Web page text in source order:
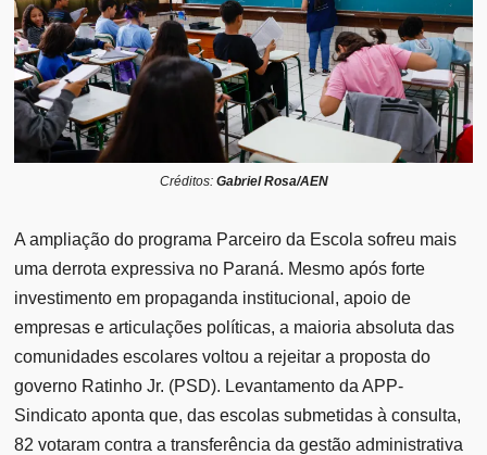
Créditos: Gabriel Rosa/AEN
A ampliação do programa Parceiro da Escola sofreu mais
uma derrota expressiva no Paraná. Mesmo após forte
investimento em propaganda institucional, apoio de
empresas e articulações políticas, a maioria absoluta das
comunidades escolares voltou a rejeitar a proposta do
governo Ratinho Jr. (PSD). Levantamento da APP-
Sindicato aponta que, das escolas submetidas à consulta,
82 votaram contra a transferência da gestão administrativa